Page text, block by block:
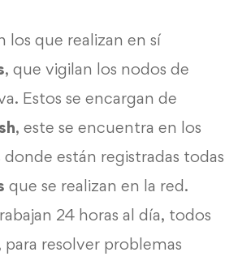
los que realizan en sí
, que vigilan los nodos de
Estos se encargan de
, este se encuentra en los
están registradas todas
que se realizan en la red.
24 horas al día, todos
para resolver problemas